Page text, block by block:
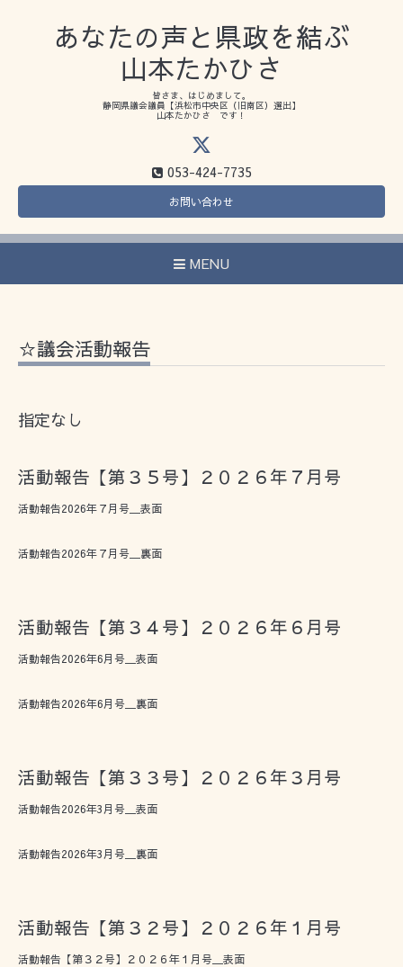
あなたの声と県政を結ぶ
山本たかひさ
皆さま、はじめまして。
静岡県議会議員【浜松市中央区（旧南区）選出】
山本たかひさ です！
053-424-7735
お問い合わせ
MENU
☆議会活動報告
指定なし
活動報告【第３５号】２０２６年７月号
活動報告2026年７月号＿表面
活動報告2026年７月号＿裏面
活動報告【第３４号】２０２６年６月号
活動報告2026年6月号＿表面
活動報告2026年6月号＿裏面
活動報告【第３３号】２０２６年３月号
活動報告2026年3月号＿表面
活動報告2026年3月号＿裏面
活動報告【第３２号】２０２６年１月号
活動報告【第３２号】２０２６年１月号＿表面